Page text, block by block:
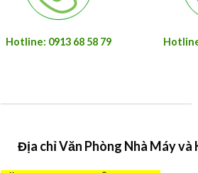
Hotline: 0913 68 58 79
Địa chỉ Văn Phòng Nhà Máy và